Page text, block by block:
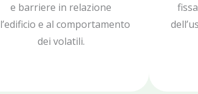
e barriere in relazione
e al comportamento
dei volatili.